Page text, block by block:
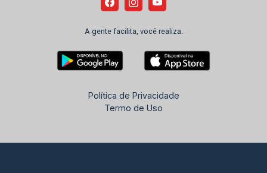
A gente facilita, você realiza.
Política de Privacidade
Termo de Uso